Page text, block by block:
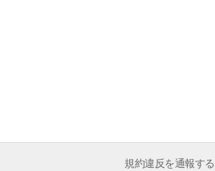
規約違反を通報する